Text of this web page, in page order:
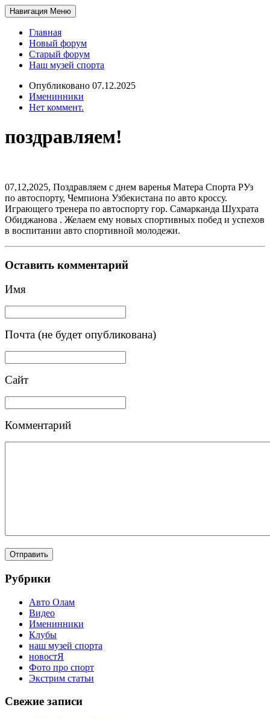
Навигация Меню
Главная
Новый форум
Старый форум
Наш музей спорта
Опубликовано 07.12.2025
Именинники
Нет коммент.
поздравляем!
07,12,2025, Поздравляем с днем варенья Матера Спорта РУз
по автоспорту, Чемпиона Узбекистана по авто кроссу.
Играющего тренера по автоспорту гор. Самарканда Шухрата
Обиджанова . Желаем ему новых спортивных побед и успехов
в воспитании авто спортивной молодежи.
Оставить комментарий
Имя
Почта (не будет опубликована)
Сайт
Комментарий
Рубрики
Авто Олам
Видео
Именинники
Клубы
наш музей спорта
новостЯ
Фото про спорт
Экстрим статьи
Свежие записи